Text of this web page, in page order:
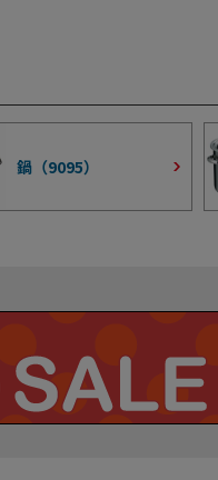
鍋（9095）